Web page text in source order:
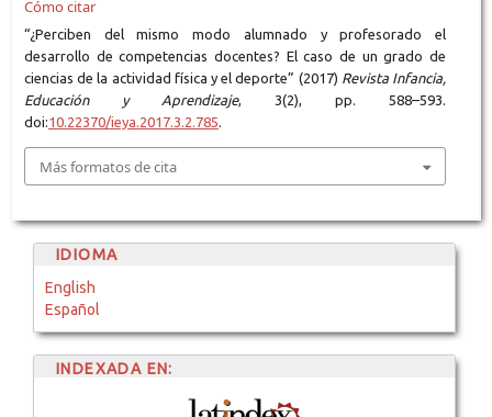
Cómo citar
“¿Perciben del mismo modo alumnado y profesorado el
desarrollo de competencias docentes? El caso de un grado de
ciencias de la actividad física y el deporte” (2017) Revista Infancia,
Educación y Aprendizaje, 3(2), pp. 588–593.
doi:10.22370/ieya.2017.3.2.785.
Más formatos de cita
IDIOMA
English
Español
INDEXADA EN: